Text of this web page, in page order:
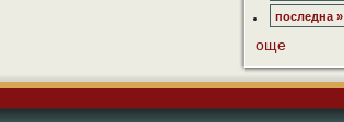
последна »
още